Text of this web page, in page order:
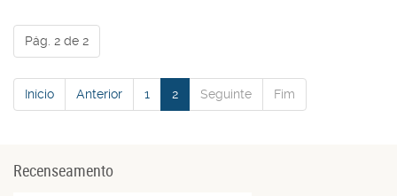
Pág. 2 de 2
Início Anterior 1 2 Seguinte Fim
Recenseamento